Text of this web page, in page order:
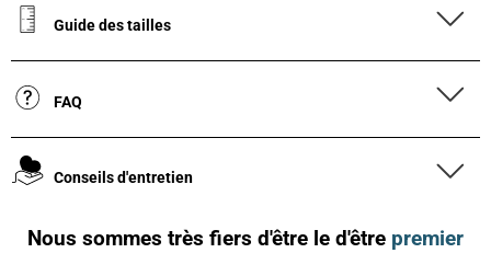
Guide des tailles
FAQ
Conseils d'entretien
Nous sommes très fiers d'être le d'être premier